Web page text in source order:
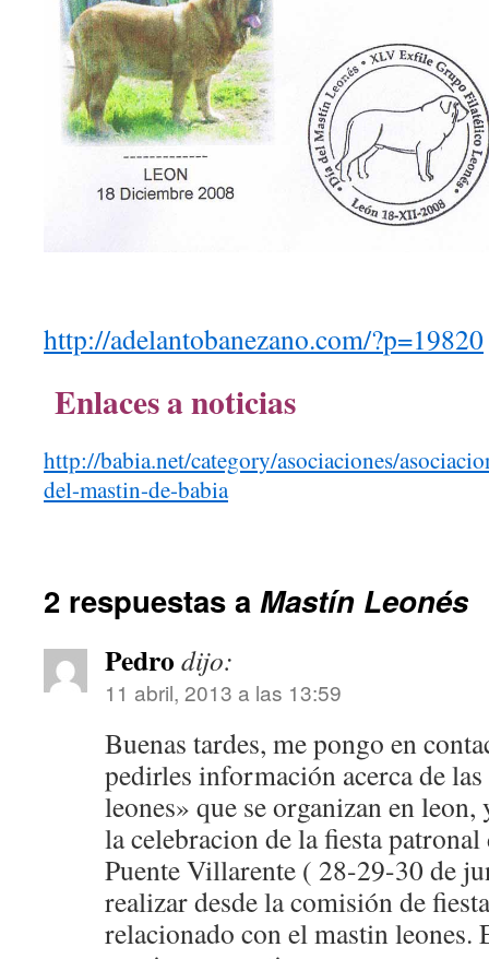
http://adelantobanezano.com/?p=19820
Enlaces a noticias
http://babia.net/category/asociaciones/
del-mastin-de-babia
2 respuestas a Mastín Leonés
Pedro dijo:
11 abril, 2013 a las 13:59
Buenas tardes, me pongo en
pedirles información acerca de
leones» que se organizan en
la celebracion de la fiesta patronal
Puente Villarente ( 28-29-30 de
realizar desde la comisión de
relacionado con el mastin leones.